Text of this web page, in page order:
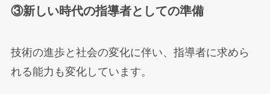
③新しい時代の指導者としての準備
技術の進歩と社会の変化に伴い、指導者に求めら
れる能力も変化しています。